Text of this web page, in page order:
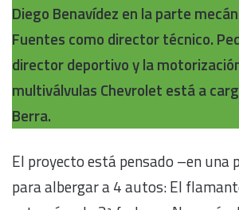
Diego Benavídez en la parte
Fuentes como director técnico.
director deportivo y la
multiválvulas Chevrolet está a
Berra.
El proyecto está pensado –en una
para albergar a 4 autos: El